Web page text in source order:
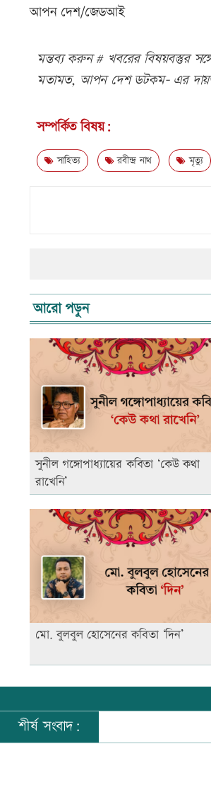
আপন দেশ/জেডআই
মন্তব্য করুন # খবরের বিষয়বস্তুর
মতামত, আপন দেশ ডটকম- এর
সম্পর্কিত বিষয়:
সাহিত্য রবীন্দ্র নাথ মৃত্যু
আরো পড়ুন
সুনীল গঙ্গোপাধ্যায়ের কবিতা ‘কেউ কথা
রাখেনি’
মো. বুলবুল হোসেনের কবিতা ‘দিন’
শীর্ষ সংবাদ: